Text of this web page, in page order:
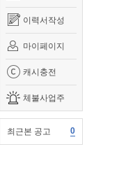
이력서작성
마이페이지
캐시충전
체불사업주
최근본 공고 0